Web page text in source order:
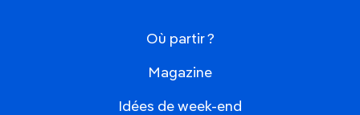
Où partir ?
Magazine
Idées de week-end